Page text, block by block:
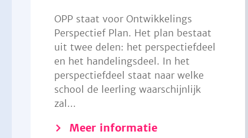
OPP staat voor Ontwikkelings
Perspectief Plan. Het plan bestaat
uit twee delen: het perspectiefdeel
en het handelingsdeel. In het
perspectiefdeel staat naar welke
school de leerling waarschijnlijk
zal...
Meer informatie